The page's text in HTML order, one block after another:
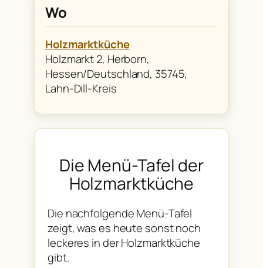
Wo
Holzmarktküche
Holzmarkt 2, Herborn,
Hessen/Deutschland, 35745,
Lahn-Dill-Kreis
Die Menü-Tafel der
Holzmarktküche
Die nachfolgende Menü-Tafel
zeigt, was es heute sonst noch
leckeres in der Holzmarktküche
gibt.